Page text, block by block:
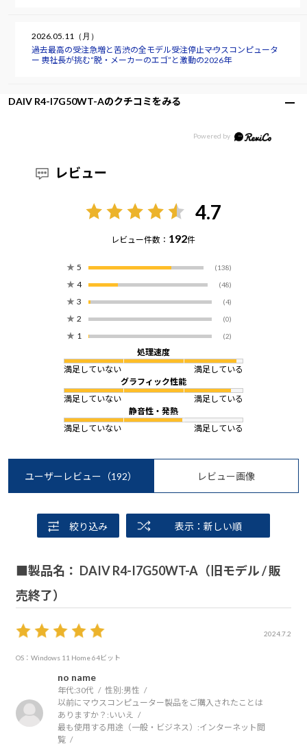
2026.05.11（月）
過去最高の受注急増と苦渋の全モデル受注停止――マウスコンピュータ
ー 軣社長が挑む“脱・メーカーのエゴ”と激動の2026年
DAIV R4-I7G50WT-Aのクチコミをみる
レビュー
4.7
レビュー件数： 192件
★ 5 (138)
★ 4 (48)
★ 3 (4)
★ 2 (0)
★ 1 (2)
処理速度
満足していない
満足している
グラフィック性能
満足していない
満足している
静音性・発熱
満足していない
満足している
ユーザーレビュー （192） レビュー画像
絞り込み 表示：新しい順
■製品名： DAIV R4-I7G50WT-A（旧モデル / 販
売終了）
2024.7.2
OS：Windows 11 Home 64ビット
no name
年代:30代 性別:男性
以前にマウスコンピューター製品をご購入されたことは
ありますか？: いいえ
最も使用する用途（一般・ビジネス）:インターネット閲
覧